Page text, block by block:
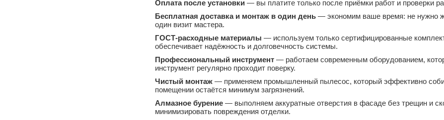
Оплата после установки — вы платите только после приёмки работ и проверки
Бесплатная доставка и монтаж в один день — экономим ваше время: не нужно
один визит мастера.
ГОСТ‑расходные материалы — используем только сертифицированные
обеспечивает надёжность и долговечность системы.
Профессиональный инструмент — работаем современным оборудованием,
инструмент регулярно проходит поверку.
Чистый монтаж — применяем промышленный пылесос, который эффективно
помещении остаётся минимум загрязнений.
Алмазное бурение — выполняем аккуратные отверстия в фасаде без трещин и
минимизировать повреждения отделки.